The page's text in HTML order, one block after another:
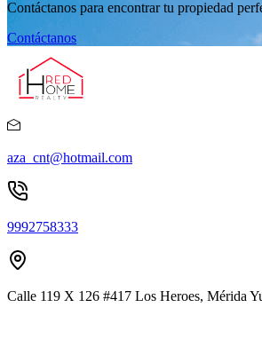
Contáctanos para encontrar tu propiedad
Contáctanos
aza_cnt@hotmail.com
9992758333
Calle 119 X 126 #417 Los Heroes, Mérida